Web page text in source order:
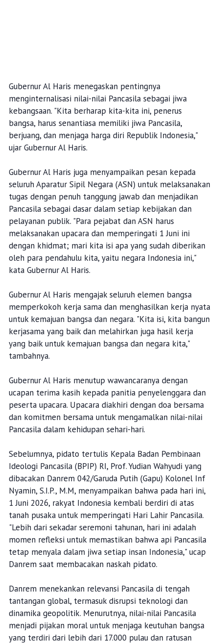
Gubernur Al Haris menegaskan pentingnya
menginternalisasi nilai-nilai Pancasila sebagai jiwa
kebangsaan. "Kita berharap kita-kita ini, penerus
bangsa, harus senantiasa memiliki jiwa Pancasila,
berjuang, dan menjaga harga diri Republik Indonesia,"
ujar Gubernur Al Haris.
Gubernur Al Haris juga menyampaikan pesan kepada
seluruh Aparatur Sipil Negara (ASN) untuk melaksanakan
tugas dengan penuh tanggung jawab dan menjadikan
Pancasila sebagai dasar dalam setiap kebijakan dan
pelayanan publik. "Para pejabat dan ASN harus
melaksanakan upacara dan memperingati 1 Juni ini
dengan khidmat; mari kita isi apa yang sudah diberikan
oleh para pendahulu kita, yaitu negara Indonesia ini,"
kata Gubernur Al Haris.
Gubernur Al Haris mengajak seluruh elemen bangsa
memperkokoh kerja sama dan menghasilkan kerja nyata
untuk kemajuan bangsa dan negara. "Kita isi, kita bangun
kerjasama yang baik dan melahirkan juga hasil kerja
yang baik untuk kemajuan bangsa dan negara kita,"
tambahnya.
Gubernur Al Haris menutup wawancaranya dengan
ucapan terima kasih kepada panitia penyelenggara dan
peserta upacara. Upacara diakhiri dengan doa bersama
dan komitmen bersama untuk mengamalkan nilai-nilai
Pancasila dalam kehidupan sehari-hari.
Sebelumnya, pidato tertulis Kepala Badan Pembinaan
Ideologi Pancasila (BPIP) RI, Prof. Yudian Wahyudi yang
dibacakan Danrem 042/Garuda Putih (Gapu) Kolonel Inf
Nyamin, S.I.P., M.M, menyampaikan bahwa pada hari ini,
1 Juni 2026, rakyat Indonesia kembali berdiri di atas
tanah pusaka untuk memperingati Hari Lahir Pancasila.
"Lebih dari sekadar seremoni tahunan, hari ini adalah
momen refleksi untuk memastikan bahwa api Pancasila
tetap menyala dalam jiwa setiap insan Indonesia," ucap
Danrem saat membacakan naskah pidato.
Danrem menekankan relevansi Pancasila di tengah
tantangan global, termasuk disrupsi teknologi dan
dinamika geopolitik. Menurutnya, nilai-nilai Pancasila
menjadi pijakan moral untuk menjaga keutuhan bangsa
yang terdiri dari lebih dari 17.000 pulau dan ratusan